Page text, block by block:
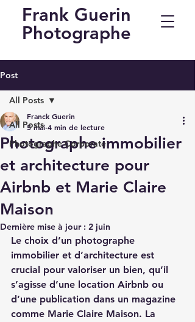
Frank Guerin
Photographe
Post
All Posts
Photographe Corporate
All Posts
Photographe immobilier
et architecture pour
Airbnb et Marie Claire
Maison
Franck Guerin
5 mai 4 min de lecture
Dernière mise à jour : 2 juin
Le choix d’un photographe
immobilier et d’architecture est
crucial pour valoriser un bien, qu’il
s’agisse d’une location Airbnb ou
d’une publication dans un magazine
comme Marie Claire Maison. La